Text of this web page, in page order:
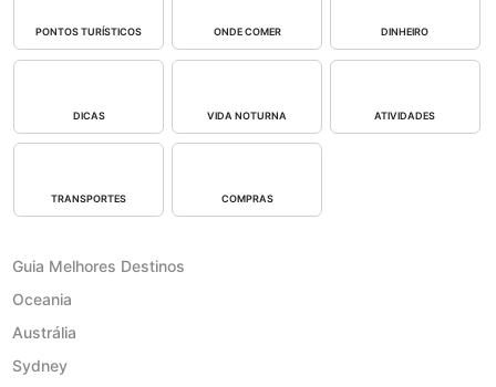
PONTOS TURÍSTICOS ONDE COMER DINHEIRO
DICAS VIDA NOTURNA ATIVIDADES
TRANSPORTES COMPRAS
Guia Melhores Destinos
Oceania
Austrália
Sydney